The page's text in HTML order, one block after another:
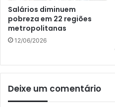
Salários diminuem
pobreza em 22 regiões
metropolitanas
12/06/2026
Deixe um comentário